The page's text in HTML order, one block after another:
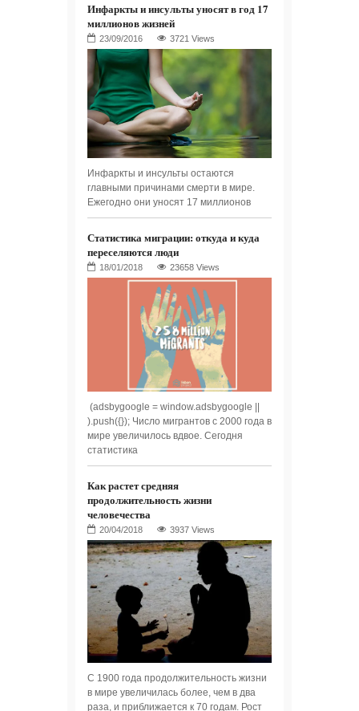
Инфаркты и инсульты уносят в год 17
миллионов жизней
3721 Views
Инфаркты и инсульты остаются
главными причинами смерти в мире.
Ежегодно они уносят 17 миллионов
Статистика миграции: откуда и куда
переселяются люди
23658 Views
(adsbygoogle = window.adsbygoogle ||
).push({}); Число мигрантов с 2000 года в
мире увеличилось вдвое. Сегодня
статистика
Как растет средняя
продолжительность жизни
человечества
3937 Views
С 1900 года продолжительность жизни
в мире увеличилась более, чем в два
раза, и приближается к 70 годам. Рост